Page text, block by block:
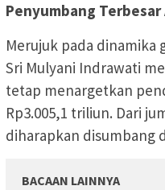
Penyumbang Terbesar
Merujuk pada dinamika
Sri Mulyani Indrawati
tetap menargetkan
Rp3.005,1 triliun. Dari
diharapkan disumbang
BACAAN LAINNYA